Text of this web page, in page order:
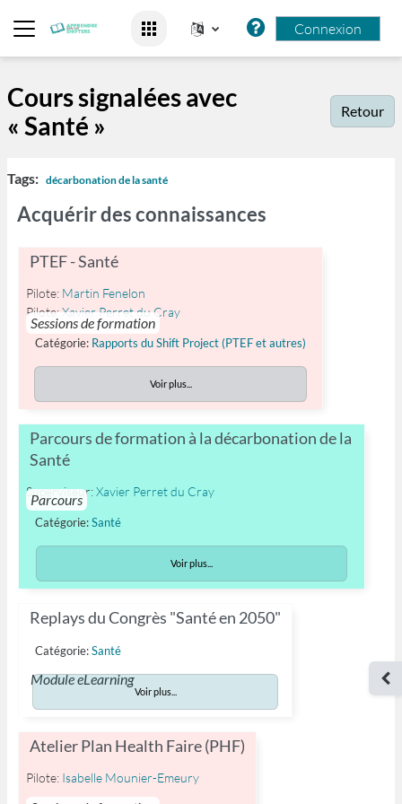
Connexion
Cours signalées avec
« Santé »
Retour
Tags: décarbonation de la santé
Acquérir des connaissances
PTEF - Santé
Sessions de formation
Pilote: Martin Fenelon
Pilote:Xavier Perret du Cray
Catégorie: Rapports du Shift Project (PTEF et autres)
Voir plus...
Parcours de formation à la décarbonation de la
Santé
Parcours
Superviseur:Xavier Perret du Cray
Catégorie:Santé
Voir plus...
Replays du Congrès "Santé en 2050"
Module eLearning
Catégorie:Santé
Voir plus...
Atelier Plan Health Faire (PHF)
Pilote: Isabelle Mounier-Emeury